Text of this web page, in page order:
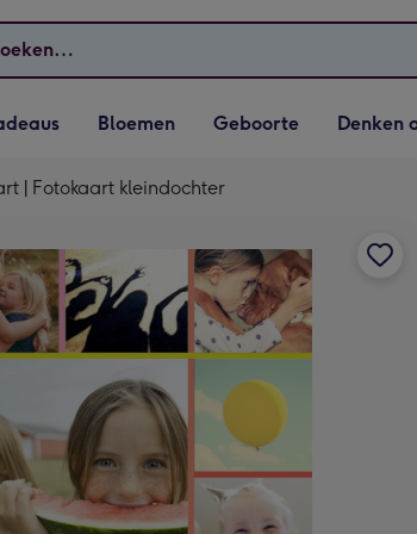
openen
Vervolgkeuzelijst
Bloemen openen
Bloemen
Vervolgkeuzelijst
Geboorte openen
Geboorte
Denken aan
Denken
| Fotokaart kleindochter